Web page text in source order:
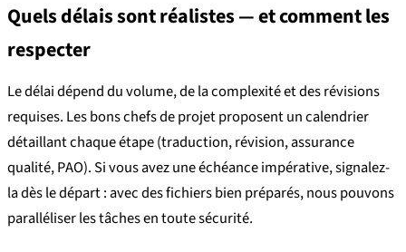
Quels délais sont réalistes — et comment les
respecter
Le délai dépend du volume, de la complexité et des révisions
requises. Les bons chefs de projet proposent un calendrier
détaillant chaque étape (traduction, révision, assurance
qualité, PAO). Si vous avez une échéance impérative, signalez-
la dès le départ : avec des fichiers bien préparés, nous pouvons
paralléliser les tâches en toute sécurité.